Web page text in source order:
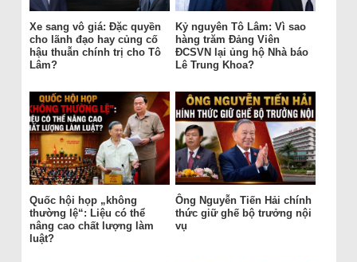
Xe sang vô giá: Đặc quyền
cho lãnh đạo hay củng cố
hậu thuẫn chính trị cho Tô
Lâm?
Kỷ nguyên Tô Lâm: Vì sao
hàng trăm Đảng Viên
ĐCSVN lại ủng hộ Nhà báo
Lê Trung Khoa?
Quốc hội họp „không
thường lệ“: Liệu có thể
nâng cao chất lượng làm
luật?
Ông Nguyễn Tiến Hải chính
thức giữ ghế bộ trưởng nội
vụ